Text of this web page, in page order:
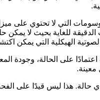
التي لا تحتوي على
للغاية بحيث لا يمكن
الهيكلية التي يمكن
على الحالة، وجودة
هذا ليس قيدًا على